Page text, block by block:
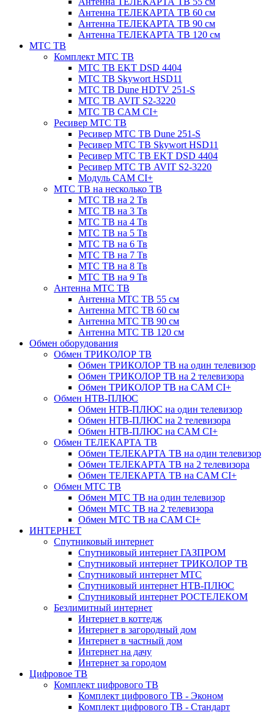
Антенна ТЕЛЕКАРТА ТВ 60 см
Антенна ТЕЛЕКАРТА ТВ 90 см
Антенна ТЕЛЕКАРТА ТВ 120 см
МТС ТВ
Комплект МТС ТВ
МТС ТВ EKT DSD 4404
МТС ТВ Skywort HSD11
МТС ТВ Dune HDTV 251-S
МТС ТВ AVIT S2-3220
МТС ТВ CAM CI+
Ресивер МТС ТВ
Ресивер МТС ТВ Dune 251-S
Ресивер МТС ТВ Skywort HSD11
Ресивер МТС ТВ EKT DSD 4404
Ресивер МТС ТВ AVIT S2-3220
Модуль CAM CI+
МТС ТВ на несколько ТВ
МТС ТВ на 2 Тв
МТС ТВ на 3 Тв
МТС ТВ на 4 Тв
МТС ТВ на 5 Тв
МТС ТВ на 6 Тв
МТС ТВ на 7 Тв
МТС ТВ на 8 Тв
МТС ТВ на 9 Тв
Антенна МТС ТВ
Антенна МТС ТВ 55 см
Антенна МТС ТВ 60 см
Антенна МТС ТВ 90 см
Антенна МТС ТВ 120 см
Обмен оборудования
Обмен ТРИКОЛОР ТВ
Обмен ТРИКОЛОР ТВ на один телевизор
Обмен ТРИКОЛОР ТВ на 2 телевизора
Обмен ТРИКОЛОР ТВ на CAM CI+
Обмен НТВ-ПЛЮС
Обмен НТВ-ПЛЮС на один телевизор
Обмен НТВ-ПЛЮС на 2 телевизора
Обмен НТВ-ПЛЮС на CAM CI+
Обмен ТЕЛЕКАРТА ТВ
Обмен ТЕЛЕКАРТА ТВ на один телевизор
Обмен ТЕЛЕКАРТА ТВ на 2 телевизора
Обмен ТЕЛЕКАРТА ТВ на CAM CI+
Обмен МТС ТВ
Обмен МТС ТВ на один телевизор
Обмен МТС ТВ на 2 телевизора
Обмен МТС ТВ на CAM CI+
ИНТЕРНЕТ
Спутниковый интернет
Спутниковый интернет ГАЗПРОМ
Спутниковый интернет ТРИКОЛОР ТВ
Спутниковый интернет МТС
Спутниковый интернет НТВ-ПЛЮС
Спутниковый интернет РОСТЕЛЕКОМ
Безлимитный интернет
Интернет в коттедж
Интернет в загородный дом
Интернет в частный дом
Интернет на дачу
Интернет за городом
Цифровое ТВ
Комплект цифрового ТВ
Комплект цифрового ТВ - Эконом
Комплект цифрового ТВ - Стандарт